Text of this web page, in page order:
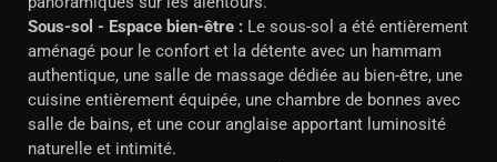
Sous-sol - Espace bien-être : Le sous-sol a été entièrement
aménagé pour le confort et la détente avec un hammam
authentique, une salle de massage dédiée au bien-être, une
cuisine entièrement équipée, une chambre de bonnes avec
salle de bains, et une cour anglaise apportant luminosité
naturelle et intimité.